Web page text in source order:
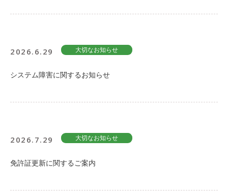
2026.6.29 大切なお知らせ
システム障害に関するお知らせ
2026.7.29 大切なお知らせ
免許証更新に関するご案内